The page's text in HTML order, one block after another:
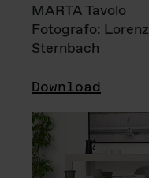
MARTA Tavolo
Fotografo: Lorenz
Sternbach
Download